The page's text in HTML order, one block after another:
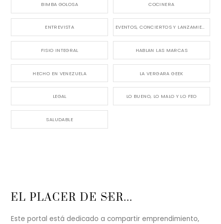
BIMBA GOLOSA COCINERA
ENTREVISTA EVENTOS, CONCIERTOS Y LANZAMIENTOS
FISIO INTEGRAL HABLAN LAS MARCAS
HECHO EN VENEZUELA LA VERGARA GEEK
LEGAL LO BUENO, LO MALO Y LO FEO
SALUDABLE
Back
Top
EL PLACER DE SER...
Este portal está dedicado a compartir emprendimiento,